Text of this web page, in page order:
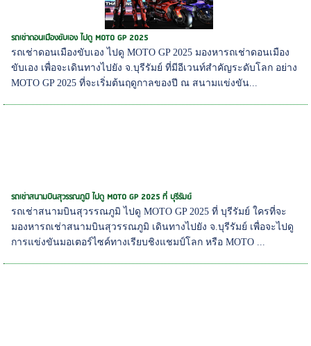
รถเช่าดอนเมืองขับเอง ไปดู MOTO GP 2025
รถเช่าดอนเมืองขับเอง ไปดู MOTO GP 2025 มองหารถเช่าดอนเมือง
ขับเอง เพื่อจะเดินทางไปยัง จ.บุรีรัมย์ ที่มีอีเวนท์สำคัญระดับโลก อย่าง
MOTO GP 2025 ที่จะเริ่มต้นฤดูกาลของปี ณ สนามแข่งขัน...
รถเช่าสนามบินสุวรรณภูมิ ไปดู MOTO GP 2025 ที่ บุรีรัมย์
รถเช่าสนามบินสุวรรณภูมิ ไปดู MOTO GP 2025 ที่ บุรีรัมย์ ใครที่จะ
มองหารถเช่าสนามบินสุวรรณภูมิ เดินทางไปยัง จ.บุรีรัมย์ เพื่อจะไปดู
การแข่งขันมอเตอร์ไซค์ทางเรียบชิงแชมป์โลก หรือ MOTO ...